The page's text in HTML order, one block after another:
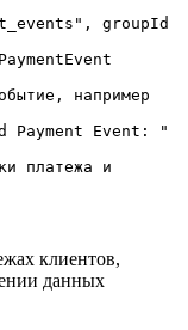
клиентов,
данных